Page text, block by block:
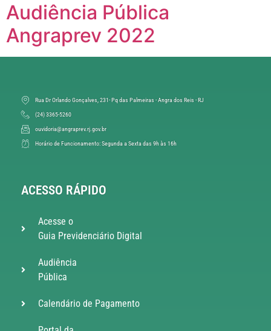
Audiência Pública
Angraprev 2022
Rua Dr Orlando Gonçalves, 231- Pq das Palmeiras - Angra dos Reis - RJ
(24) 3365-5260
ouvidoria@angraprev.rj.gov.br
Horário de Funcionamento: Segunda a Sexta das 9h às 16h
ACESSO RÁPIDO
Acesse o
Guia Previdenciário Digital
Audiência
Pública
Calendário de Pagamento